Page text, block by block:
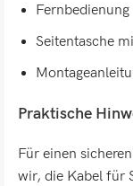
Fernbedienung
Seitentasche
Praktische
Für einen
wir, die Kabel für